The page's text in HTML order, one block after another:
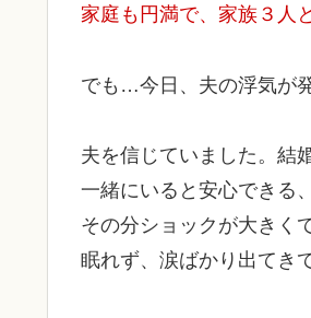
家庭も円満で、家族３人
でも…今日、夫の浮気が
夫を信じていました。結
一緒にいると安心できる
その分ショックが大きく
眠れず、涙ばかり出てき